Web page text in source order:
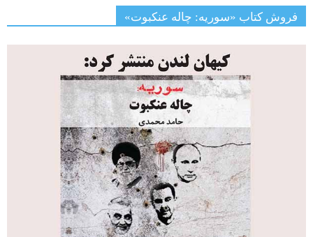
فروش کتاب «سوریه: چاله عنکبوت»